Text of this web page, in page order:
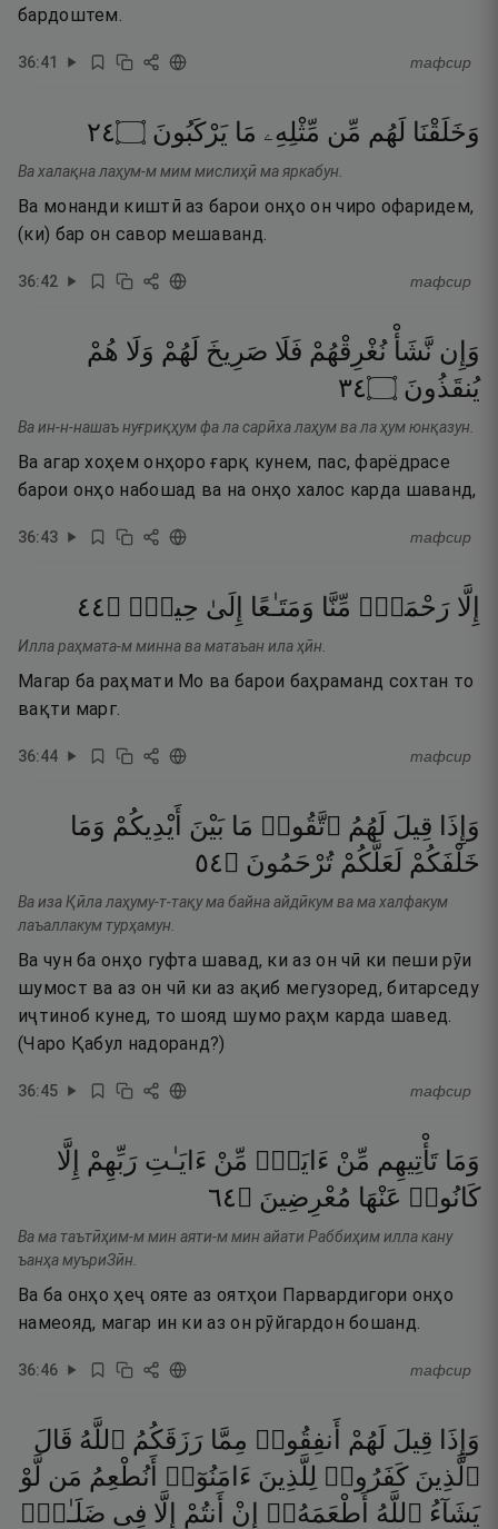
бардоштем.
36:41 тафсир
وَخَلَقْنَا لَهُم مِّن مِّثْلِهِۦ مَا يَرْكَبُونَ ۝٤٢
Ва халақна лаҳум-м мим мислиҳӣ ма яркабун.
Ва монанди киштӣ аз барои онҳо он чиро офаридем,
(ки) бар он савор мешаванд.
36:42 тафсир
وَإِن نَّشَأْ نُغْرِقْهُمْ فَلَا صَرِيخَ لَهُمْ وَلَا هُمْ
يُنقَذُونَ ۝٤٣
Ва ин-н-нашаъ нуғриқҳум фа ла сарӣха лаҳум ва ла ҳум юнқазун.
Ва агар хоҳем онҳоро ғарқ кунем, пас, фарёдрасе
барои онҳо набошад ва на онҳо халос карда шаванд,
36:43 тафсир
إِلَّا رَحْمَةًۭ مِّنَّا وَمَتَـٰعًا إِلَىٰ حِينٍۢ ۝٤٤
Илла раҳмата-м минна ва матаъан ила ҳӣн.
Магар ба раҳмати Мо ва барои баҳраманд сохтан то
вақти марг.
36:44 тафсир
وَإِذَا قِيلَ لَهُمُ ٱتَّقُوا۟ مَا بَيْنَ أَيْدِيكُمْ وَمَا
خَلْفَكُمْ لَعَلَّكُمْ تُرْحَمُونَ ۝٤٥
Ва иза Қӣла лаҳуму-т-тақу ма байна айдӣкум ва ма халфакум
лаъаллакум турҳамун.
Ва чун ба онҳо гуфта шавад, ки аз он чӣ ки пеши рӯи
шумост ва аз он чӣ ки аз ақиб мегузоред, битарседу
иҷтиноб кунед, то шояд шумо раҳм карда шавед.
(Чаро Қабул надоранд?)
36:45 тафсир
وَمَا تَأْتِيهِم مِّنْ ءَايَةٍۢ مِّنْ ءَايَـٰتِ رَبِّهِمْ
إِلَّا
كَانُوا۟ عَنْهَا مُعْرِضِينَ ۝٤٦
Ва ма таътӣҳим-м мин аяти-м мин айати Раббиҳим илла кану
ъанҳа муъриЗӣн.
Ва ба онҳо ҳеҷ ояте аз оятҳои Парвардигори онҳо
намеояд, магар ин ки аз он рӯйгардон бошанд.
36:46 тафсир
وَإِذَا قِيلَ لَهُمْ أَنفِقُوا۟ مِمَّا رَزَقَكُمُ ٱللَّهُ قَالَ
ٱلَّذِينَ كَفَرُوا۟ لِلَّذِينَ ءَامَنُوٓا۟ أَنُطْعِمُ مَن لَّوْ
يَشَآءُ ٱللَّهُ أَطْعَمَهُۥٓ إِنْ أَنتُمْ إِلَّا فِى ضَلَـٰلٍۢ